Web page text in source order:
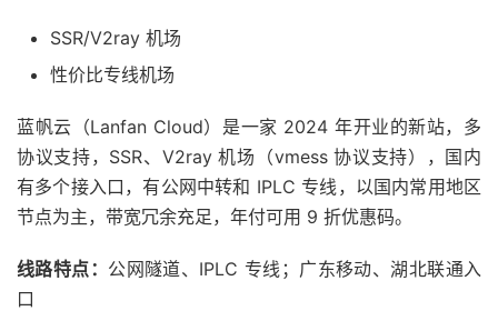
SSR/V2ray 机场
性价比专线机场
蓝帆云（Lanfan Cloud）是一家 2024 年开业的新站，多
协议支持，SSR、V2ray 机场（vmess 协议支持），国内
有多个接入口，有公网中转和 IPLC 专线，以国内常用地区
节点为主，带宽冗余充足，年付可用 9 折优惠码。
线路特点： 公网隧道、IPLC 专线；广东移动、湖北联通入
口